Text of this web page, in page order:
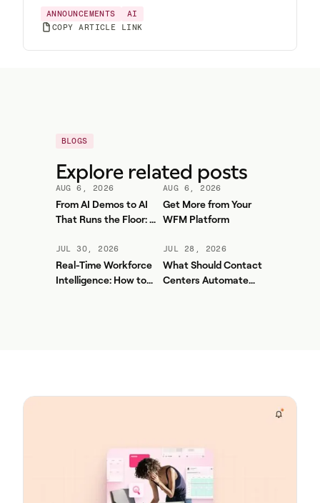
ANNOUNCEMENTS
AI
COPY ARTICLE LINK
BLOGS
Explore related posts
AUG 6, 2026
From AI Demos to AI
That Runs the Floor: A
Playbook for Contact
Center AI + WFM
AUG 6, 2026
Get More from Your
WFM Platform
JUL 30, 2026
Real-Time Workforce
Intelligence: How to
JUL 28, 2026
What Should Contact
Centers Automate